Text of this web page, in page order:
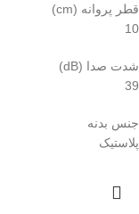
قطر پروانه (cm)
10
شدت صدا (dB)
39
جنس بدنه
پلاستیک